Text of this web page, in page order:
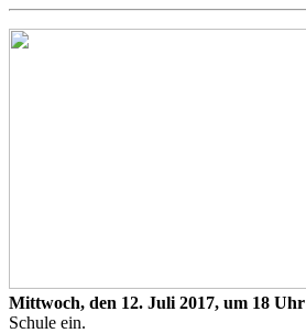
Mittwoch, den 12. Juli 2017, um 18 Uhr
Schule ein.